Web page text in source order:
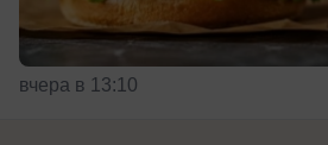
вчера в 13:10